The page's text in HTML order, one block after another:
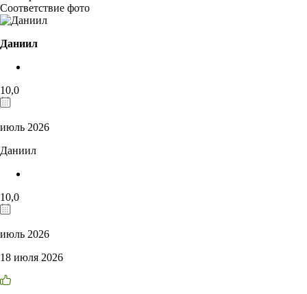
Соответствие фото
Даниил
10,0
июль 2026
Даниил
10,0
июль 2026
18 июля 2026